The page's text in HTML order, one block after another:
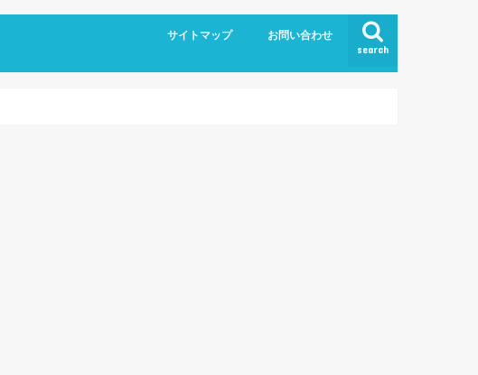
search
サイトマップ お問い合わせ